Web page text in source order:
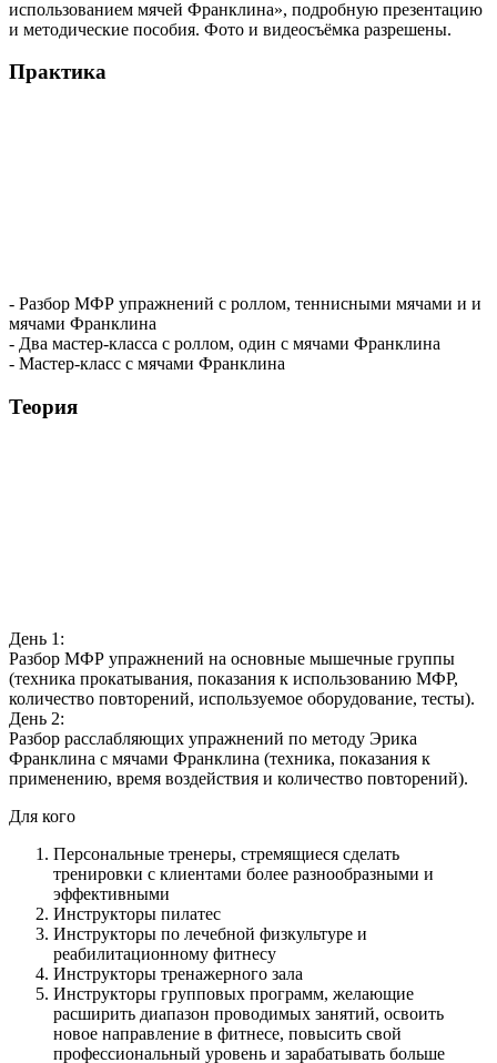
использованием мячей Франклина», подробную презентацию
и методические пособия. Фото и видеосъёмка разрешены.
Практика
- Разбор МФР упражнений с роллом, теннисными мячами и и
мячами Франклина
- Два мастер-класса с роллом, один с мячами Франклина
- Мастер-класс с мячами Франклина
Теория
День 1:
Разбор МФР упражнений на основные мышечные группы
(техника прокатывания, показания к использованию МФР,
количество повторений, используемое оборудование, тесты).
День 2:
Разбор расслабляющих упражнений по методу Эрика
Франклина с мячами Франклина (техника, показания к
применению, время воздействия и количество повторений).
Для кого
Персональные тренеры, стремящиеся сделать
тренировки с клиентами более разнообразными и
эффективными
Инструкторы пилатес
Инструкторы по лечебной физкультуре и
реабилитационному фитнесу
Инструкторы тренажерного зала
Инструкторы групповых программ, желающие
расширить диапазон проводимых занятий, освоить
новое направление в фитнесе, повысить свой
профессиональный уровень и зарабатывать больше